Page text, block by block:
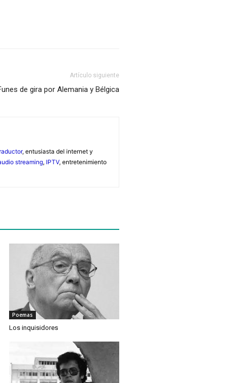
Artículo siguiente
de gira por Alemania y Bélgica
, entusiasta del internet y
streaming, IPTV, entretenimiento
Poemas
Los inquisidores